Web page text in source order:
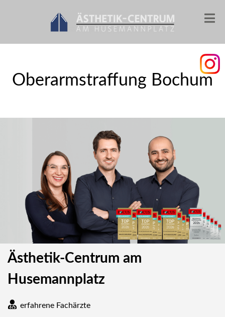
Oberarmstraffung Bochum
Ästhetik-Centrum am
Husemannplatz
erfahrene Fachärzte